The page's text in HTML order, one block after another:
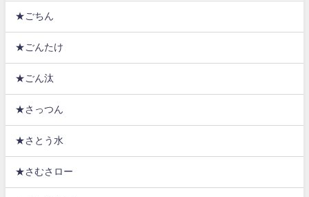
★ごちん
★ごんたけ
★ごん汰
★さっつん
★さとう水
★さむさロー